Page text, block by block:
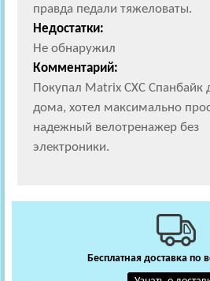
правда педали тяжеловаты.
Недостатки:
Не обнаружил
Комментарий:
Покупал Matrix CXC Спанбайк
дома, хотел максимально
надежный велотренажер без
электроники.
Бесплатная доставка по